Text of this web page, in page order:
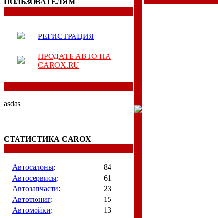
ПОЛЬЗОВАТЕЛЯМ
РЕГИСТРАЦИЯ
ПРОДАТЬ АВТО НА
CAROX.RU
asdas
СТАТИСТИКА CAROX
Автосалоны:
84
Автосервисы:
61
Автозапчасти:
23
Автотюниг:
15
Автомойки:
13